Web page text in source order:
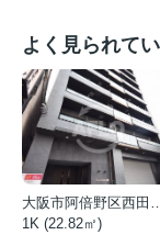
よく見られて
1K (22.82㎡)